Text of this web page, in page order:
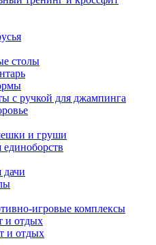
столы
с ручкой для джампинга
и груши
дачи
игровые комплексы
и отдых
и отдых